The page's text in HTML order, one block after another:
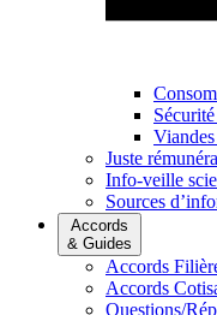
Juste
Info-veille
Sources
Accords
& Guides
Accords
Accords
Questions/